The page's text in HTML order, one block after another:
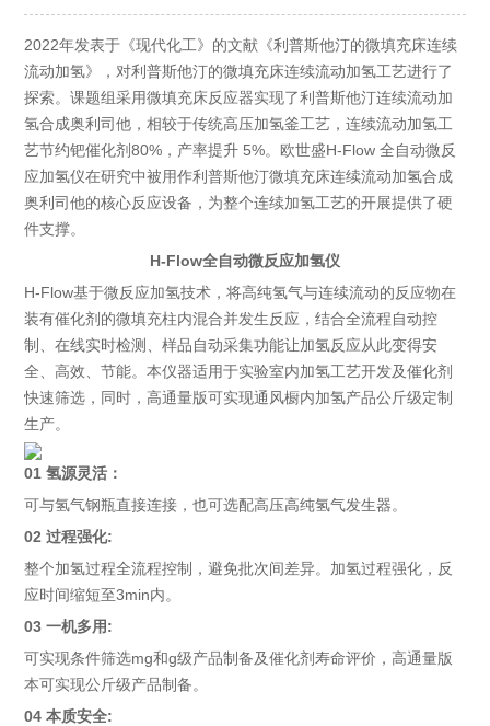
2022年发表于《现代化工》的文献《利普斯他汀的微填充床连续
流动加氢》，对利普斯他汀的微填充床连续流动加氢工艺进行了
探索。课题组采用微填充床反应器实现了利普斯他汀连续流动加
氢合成奥利司他，相较于传统高压加氢釜工艺，连续流动加氢工
艺节约钯催化剂80%，产率提升 5%。欧世盛H-Flow 全自动微反
应加氢仪在研究中被用作利普斯他汀微填充床连续流动加氢合成
奥利司他的核心反应设备，为整个连续加氢工艺的开展提供了硬
件支撑。
H-Flow全自动微反应加氢仪
H-Flow基于微反应加氢技术，将高纯氢气与连续流动的反应物在
装有催化剂的微填充柱内混合并发生反应，结合全流程自动控
制、在线实时检测、样品自动采集功能让加氢反应从此变得安
全、高效、节能。本仪器适用于实验室内加氢工艺开发及催化剂
快速筛选，同时，高通量版可实现通风橱内加氢产品公斤级定制
生产。
01 氢源灵活：
可与氢气钢瓶直接连接，也可选配高压高纯氢气发生器。
02 过程强化:
整个加氢过程全流程控制，避免批次间差异。加氢过程强化，反
应时间缩短至3min内。
03 一机多用:
可实现条件筛选mg和g级产品制备及催化剂寿命评价，高通量版
本可实现公斤级产品制备。
04 本质安全: